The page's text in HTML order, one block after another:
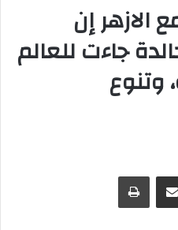
الازهر إن
جاءت للعالم
وتنوع
مشاركة عبر البريد طباعة